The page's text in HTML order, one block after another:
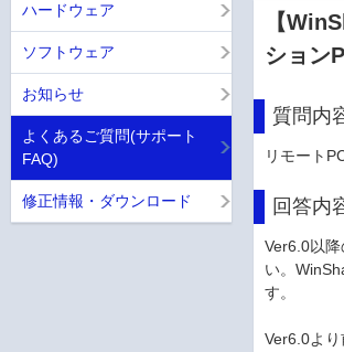
【
ション
質問内
リモート
回答内
Ver6.0以
い。
す。
Ver6.0よ
ハードウェア
ソフトウェア
お知らせ
よくあるご質問(サポート
FAQ)
修正情報・ダウンロード